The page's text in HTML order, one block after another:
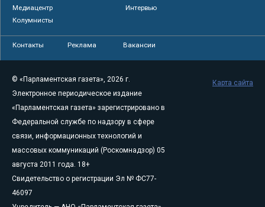
Медиацентр
Интервью
Колумнисты
Контакты Реклама Вакансии
© «Парламентская газета», 2026 г.
Электронное периодическое издание
«Парламентская газета» зарегистрировано в
Федеральной службе по надзору в сфере
связи, информационных технологий и
массовых коммуникаций (Роскомнадзор) 05
августа 2011 года. 18+
Свидетельство о регистрации Эл № ФС77-
46097
Карта сайта